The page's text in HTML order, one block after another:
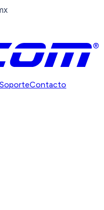
SoporteContacto